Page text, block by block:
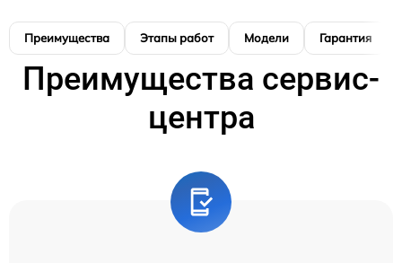
Преимущества Этапы работ Модели Гарантия
Преимущества сервис-
центра